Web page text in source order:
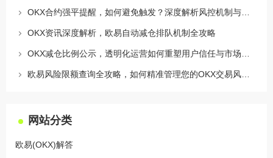
OKX资讯深度解析，欧易自动减仓排队机制全攻略
网站分类
欧易(OKX)解答